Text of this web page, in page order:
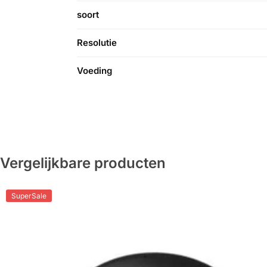
soort
Resolutie
Voeding
Vergelijkbare producten
SuperSale